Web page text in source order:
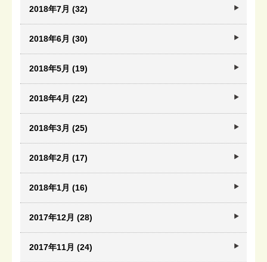
2018年7月 (32)
2018年6月 (30)
2018年5月 (19)
2018年4月 (22)
2018年3月 (25)
2018年2月 (17)
2018年1月 (16)
2017年12月 (28)
2017年11月 (24)